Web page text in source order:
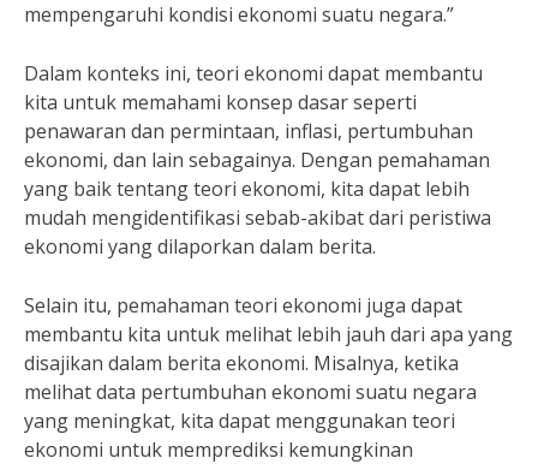
mempengaruhi kondisi ekonomi suatu negara.”
Dalam konteks ini, teori ekonomi dapat membantu
kita untuk memahami konsep dasar seperti
penawaran dan permintaan, inflasi, pertumbuhan
ekonomi, dan lain sebagainya. Dengan pemahaman
yang baik tentang teori ekonomi, kita dapat lebih
mudah mengidentifikasi sebab-akibat dari peristiwa
ekonomi yang dilaporkan dalam berita.
Selain itu, pemahaman teori ekonomi juga dapat
membantu kita untuk melihat lebih jauh dari apa yang
disajikan dalam berita ekonomi. Misalnya, ketika
melihat data pertumbuhan ekonomi suatu negara
yang meningkat, kita dapat menggunakan teori
ekonomi untuk memprediksi kemungkinan